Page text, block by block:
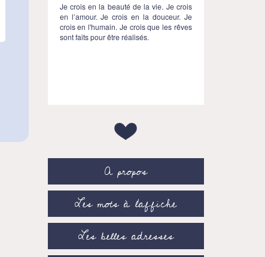
Je crois en la beauté de la vie. Je crois
en l’amour. Je crois en la douceur. Je
crois en l'humain. Je crois que les rêves
sont faits pour être réalisés.
A propos
Les mots à l’affiche
Les belles adresses